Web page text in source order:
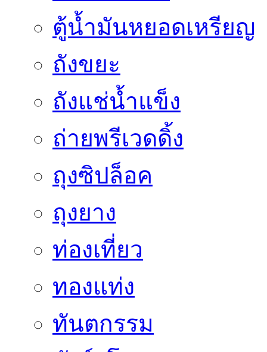
ตู้น้ำมันหยอดเหรียญ
ถังขยะ
ถังแช่น้ำแข็ง
ถ่ายพรีเวดดิ้ง
ถุงซิปล็อค
ถุงยาง
ท่องเที่ยว
ทองแท่ง
ทันตกรรม